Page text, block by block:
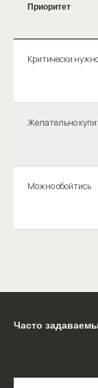
Приоритет
Критически
Желательно
Можно обойтись
Часто